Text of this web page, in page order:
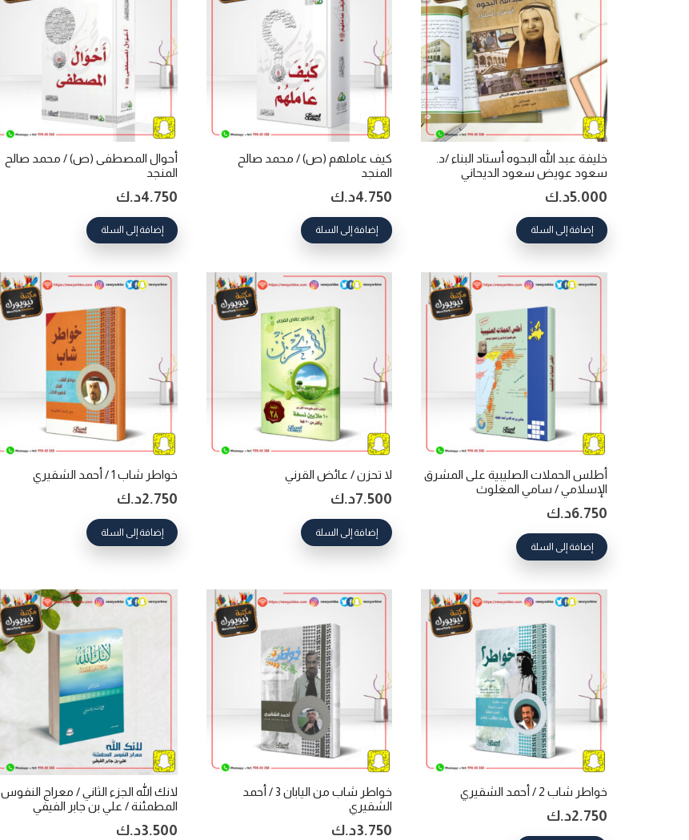
خليفة عبد الله البحوه أستاد البناء /د.
سعود عويض سعود الديحاني
5.000د.ك
إضافة إلى السلة
كيف عاملهم (ص) / محمد صالح
المنجد
4.750د.ك
إضافة إلى السلة
أحوال المصطفى (ص) / محمد صالح
المنجد
4.750د.ك
إضافة إلى السلة
أطلس الحملات الصليبية على المشرق
الإسلامي / سامي المغلوث
6.750د.ك
إضافة إلى السلة
لا تحزن / عائض القرني
7.500د.ك
إضافة إلى السلة
خواطر شاب 1 / أحمد الشقيري
2.750د.ك
إضافة إلى السلة
خواطر شاب 2 / أحمد الشقيري
2.750د.ك
خواطر شاب من اليابان 3 / أحمد
الشقيري
3.750د.ك
لانك الله الجزء الثاني / معراج النفوس
المطمئنة / علي بن جابر الفيفي
3.500د.ك